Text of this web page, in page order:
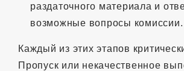
раздаточного материала и
возможные вопросы комиссии.
Каждый из этих этапов
Пропуск или некачественное